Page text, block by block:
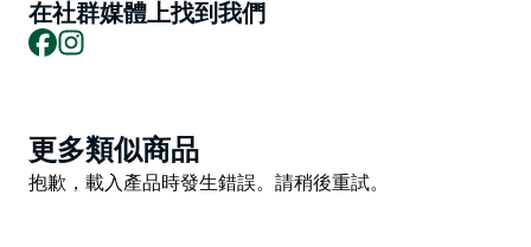
的地方！這棟建築原為鄉村銀行，Zecca 正是以此方式向
其歷史致敬。
生產商合作，展現格里菲斯及其周邊地區最優質的食材。
他們的理念是，在烹飪、推廣和分享傳統義大利美食的同
在社群媒體上找到我們
Facebook
Product
List
更多類似商品
Product
抱歉，載入產品時發生錯誤。請稍後重試。